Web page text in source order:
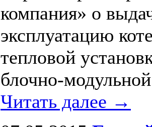
компания» о
эксплуатацию
тепловой
блочно-
Читать далее →